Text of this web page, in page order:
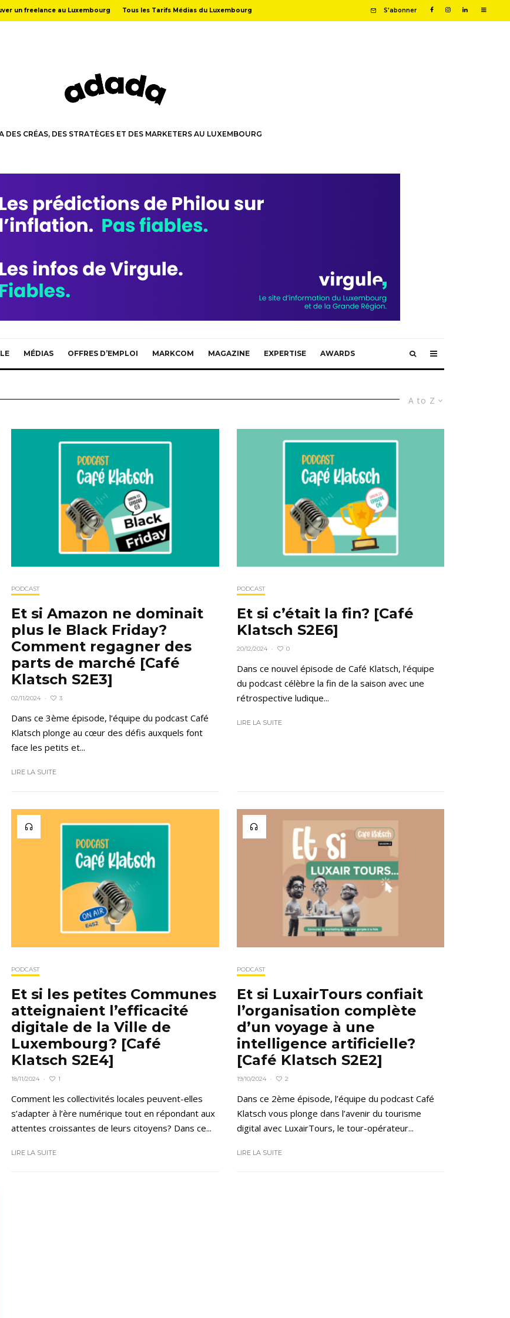
un freelance au Luxembourg Tous les Tarifs Médias du Luxembourg S'abonner
DES CRÉAS, DES STRATÈGES ET DES MARKETERS AU LUXEMBOURG
MÉDIAS OFFRES D’EMPLOI MARKCOM MAGAZINE EXPERTISE AWARDS
A to Z
PODCAST
Et si Amazon ne dominait
plus le Black Friday?
Comment regagner des
parts de marché [Café
Klatsch S2E3]
02/11/2024 · 3
Dans ce 3ème épisode, l’équipe du podcast Café
Klatsch plonge au cœur des défis auxquels font
face les petits et...
LIRE LA SUITE
PODCAST
Et si c’était la fin? [Café
Klatsch S2E6]
20/12/2024 · 0
Dans ce nouvel épisode de Café Klatsch, l’équipe
du podcast célèbre la fin de la saison avec une
rétrospective ludique...
LIRE LA SUITE
PODCAST
Et si les petites Communes
atteignaient l’efficacité
digitale de la Ville de
Luxembourg? [Café
Klatsch S2E4]
18/11/2024 · 1
Comment les collectivités locales peuvent-elles
s’adapter à l’ère numérique tout en répondant aux
attentes croissantes de leurs citoyens? Dans ce...
LIRE LA SUITE
PODCAST
Et si LuxairTours confiait
l’organisation complète
d’un voyage à une
intelligence artificielle?
[Café Klatsch S2E2]
19/10/2024 · 2
Dans ce 2ème épisode, l’équipe du podcast Café
Klatsch vous plonge dans l’avenir du tourisme
digital avec LuxairTours, le tour-opérateur...
LIRE LA SUITE